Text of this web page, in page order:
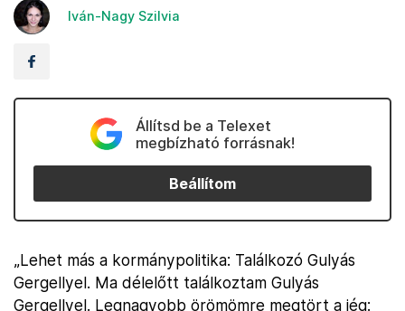
Iván-Nagy Szilvia
Állítsd be a Telexet
megbízható forrásnak!
Beállítom
„Lehet más a kormánypolitika: Találkozó Gulyás
Gergellyel. Ma délelőtt találkoztam Gulyás
Gergellyel. Legnagyobb örömömre megtört a jég: